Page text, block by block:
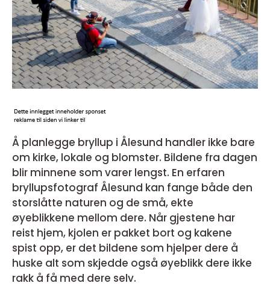
Å planlegge bryllup i Ålesund handler ikke bare
om kirke, lokale og blomster. Bildene fra dagen
blir minnene som varer lengst. En erfaren
bryllupsfotograf Ålesund kan fange både den
storslåtte naturen og de små, ekte
øyeblikkene mellom dere. Når gjestene har
reist hjem, kjolen er pakket bort og kakene
spist opp, er det bildene som hjelper dere å
huske alt som skjedde også øyeblikk dere ikke
rakk å få med dere selv.